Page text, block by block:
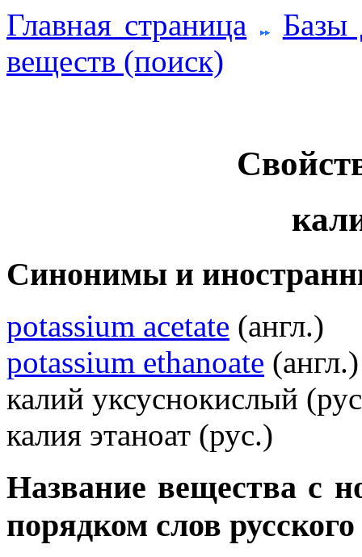
Главная страница
Базы
веществ (поиск)
Синонимы и
potassium acetate (англ.)
potassium ethanoate (англ.)
калий уксуснокислый
калия этаноат (рус.)
Название вещества с
порядком слов